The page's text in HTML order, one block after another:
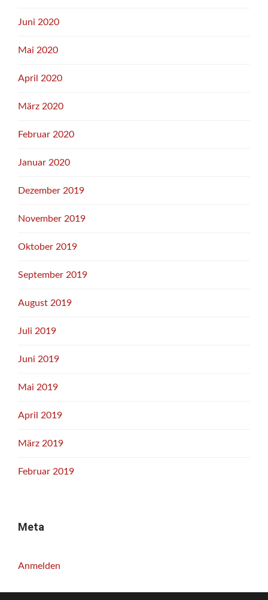
Juni 2020
Mai 2020
April 2020
März 2020
Februar 2020
Januar 2020
Dezember 2019
November 2019
Oktober 2019
September 2019
August 2019
Juli 2019
Juni 2019
Mai 2019
April 2019
März 2019
Februar 2019
Meta
Anmelden